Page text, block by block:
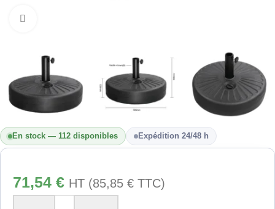
En stock — 112 disponibles Expédition 24/48 h
71,54 € HT (85,85 € TTC)